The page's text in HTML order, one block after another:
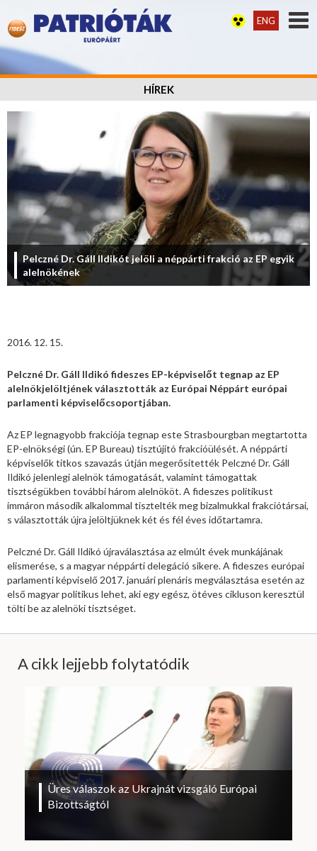
ENG
HÍREK
Pelczné Dr. Gáll Ildikót jelöli a néppárti frakció az EP egyik
alelnökének
2016. 12. 15.
Pelczné Dr. Gáll Ildikó fideszes EP-képviselőt tegnap az EP
alelnökjelöltjének választották az Európai Néppárt európai
parlamenti képviselőcsoportjában.
Az EP legnagyobb frakciója tegnap este Strasbourgban megtartotta
EP-elnökségi (ún. EP Bureau) tisztújító frakcióülését. A néppárti
képviselők titkos szavazás útján megerősítették Pelczné Dr. Gáll
Ildikó jelenlegi alelnök támogatását, valamint támogattak
tisztségükben további három alelnököt. A fideszes politikust
immáron második alkalommal tisztelték meg bizalmukkal frakciótársai,
s választották újra jelöltjüknek két és fél éves időtartamra.
Pelczné Dr. Gáll Ildikó újraválasztása az elmúlt évek munkájának
elismerése, s a magyar néppárti delegáció sikere. A fideszes európai
parlamenti képviselő 2017. januári plenáris megválasztása esetén az
első magyar politikus lehet, aki egy egész, ötéves cikluson keresztül
tölti be az alelnöki tisztséget.
A cikk lejjebb folytatódik
Üres válaszok az Ukrajnát vizsgáló Európai
Bizottságtól